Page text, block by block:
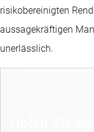
risikobereinigten
aussagekräftigen
unerlässlich.